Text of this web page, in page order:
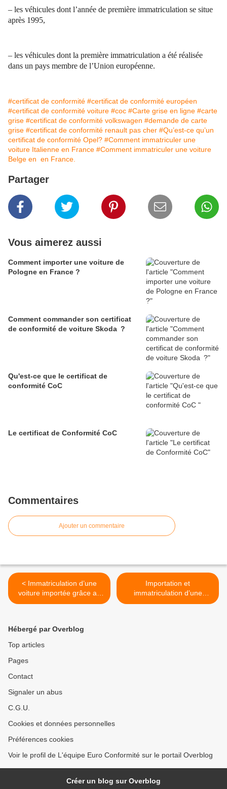
– les véhicules dont l’année de première immatriculation se situe
après 1995,
– les véhicules dont la première immatriculation a été réalisée
dans un pays membre de l’Union européenne.
#certificat de conformité #certificat de conformité européen
#certificat de conformité voiture #coc #Carte grise en ligne #carte
grise #certificat de conformité volkswagen #demande de carte
grise #certificat de conformité renault pas cher #Qu’est-ce qu’un
certificat de conformité Opel? #Comment immatriculer une
voiture Italienne en France #Comment immatriculer une voiture
Belge en en France.
Partager
Vous aimerez aussi
Comment importer une voiture de
Pologne en France ?
Comment commander son certificat
de conformité de voiture Skoda ?
Qu'est-ce que le certificat de
conformité CoC
Le certificat de Conformité CoC
Commentaires
Ajouter un commentaire
< Immatriculation d’une
voiture importée grâce au
certificat de conformité
Importation et
immatriculation d’une
voiture en France >
Hébergé par Overblog
Top articles
Pages
Contact
Signaler un abus
C.G.U.
Cookies et données personnelles
Préférences cookies
Voir le profil de L'équipe Euro Conformité sur le portail Overblog
Créer un blog sur Overblog